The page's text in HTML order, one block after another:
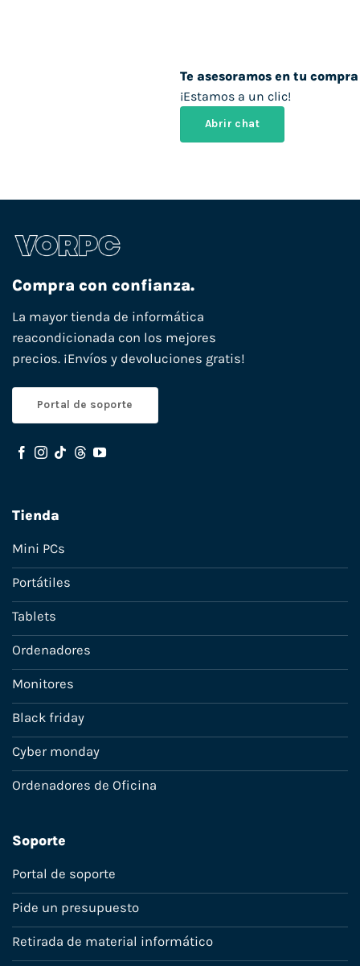
Te asesoramos en tu compra
¡Estamos a un clic!
Abrir chat
Compra con confianza.
La mayor tienda de informática
reacondicionada con los mejores
precios. ¡Envíos y devoluciones gratis!
Portal de soporte
Tienda
Mini PCs
Portátiles
Tablets
Ordenadores
Monitores
Black friday
Cyber monday
Ordenadores de Oficina
Soporte
Portal de soporte
Pide un presupuesto
Retirada de material informático